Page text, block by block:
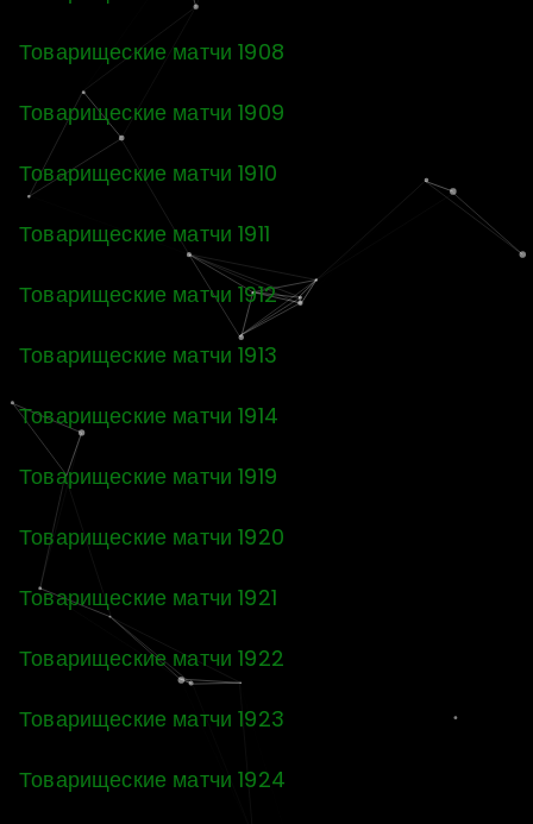
Товарищеские матчи 1908
Товарищеские матчи 1909
Товарищеские матчи 1910
Товарищеские матчи 1911
Товарищеские матчи 1912
Товарищеские матчи 1913
Товарищеские матчи 1914
Товарищеские матчи 1919
Товарищеские матчи 1920
Товарищеские матчи 1921
Товарищеские матчи 1922
Товарищеские матчи 1923
Товарищеские матчи 1924